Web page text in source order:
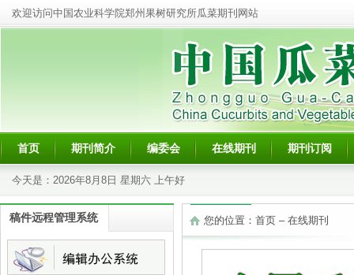
欢迎访问中国农业科学院郑州果树研究所瓜菜期刊网站
首页 期刊简介 编委会 在线期刊 期刊订阅
今天是： 2026年8月8日 星期六 上午好
稿件远程管理系统 您的位置： 首页 – 在线期刊